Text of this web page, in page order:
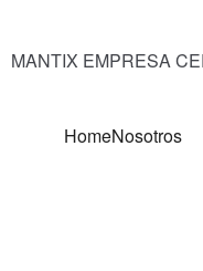
MANTIX EMPRESA
HomeNosotros